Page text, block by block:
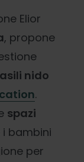
Elior
, propone
asili nido
.
spazi
bambini
per